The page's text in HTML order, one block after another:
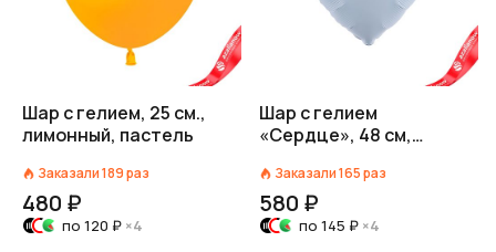
Шар с гелием, 25 см.,
лимонный, пастель
Заказали189раз
480 ₽
по 120 ₽ ×4
Шар с гелием
«Сердце», 48 см,
Заказали165раз
580 ₽
по 145 ₽ ×4